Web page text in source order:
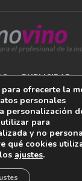
PUBLICIDAD
ofrecerte la
personales
personalización
para
y no
qué cookies
ajustes.